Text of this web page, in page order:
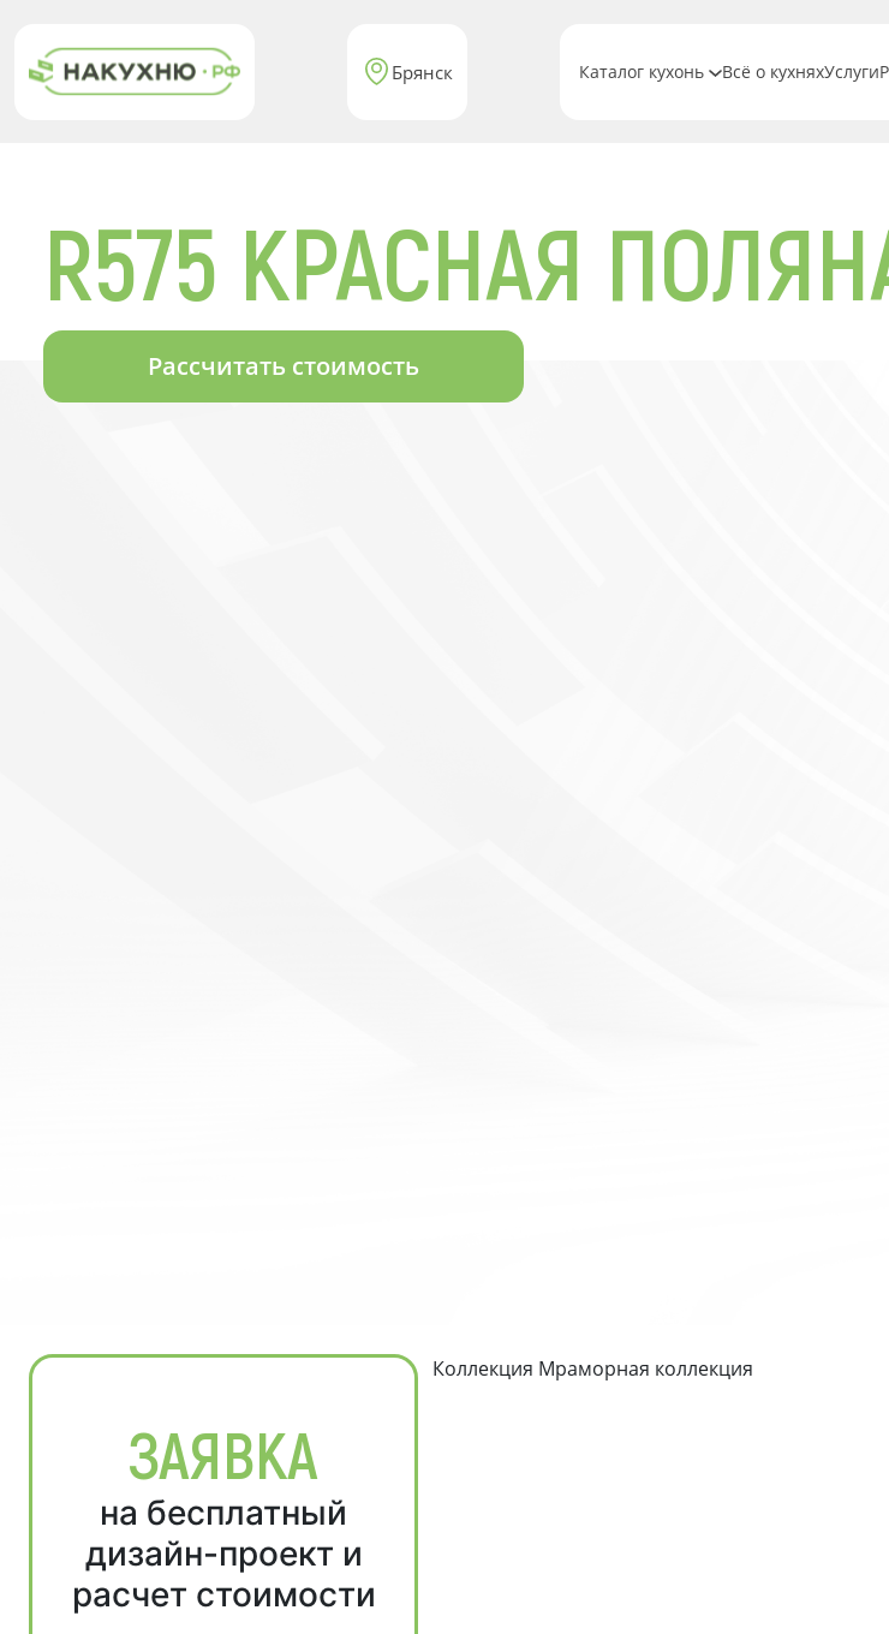
Брянск Каталог кухонь Всё о кухняхУслуги
R575 КРАСНАЯ
Рассчитать стоимость
ЗАЯВКА
на бесплатный
дизайн-проект и
расчет стоимости
Коллекция Мраморная коллекция